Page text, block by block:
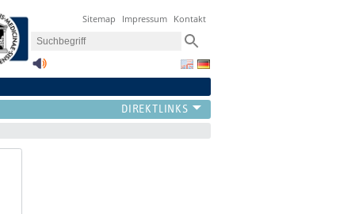
Sitemap Impressum Kontakt